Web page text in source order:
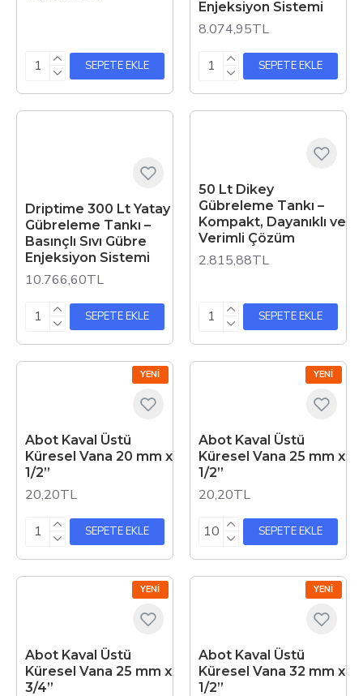
SEPETE EKLE
Enjeksiyon Sistemi
8.074,95TL
SEPETE EKLE
Driptime 300 Lt Yatay
Gübreleme Tankı –
Basınçlı Sıvı Gübre
Enjeksiyon Sistemi
10.766,60TL
SEPETE EKLE
50 Lt Dikey
Gübreleme Tankı –
Kompakt, Dayanıklı ve
Verimli Çözüm
2.815,88TL
SEPETE EKLE
YENI
Abot Kaval Üstü
Küresel Vana 20 mm x
1/2”
20,20TL
SEPETE EKLE
YENI
Abot Kaval Üstü
Küresel Vana 25 mm x
1/2”
20,20TL
SEPETE EKLE
YENI
Abot Kaval Üstü
Küresel Vana 25 mm x
3/4”
YENI
Abot Kaval Üstü
Küresel Vana 32 mm x
1/2”